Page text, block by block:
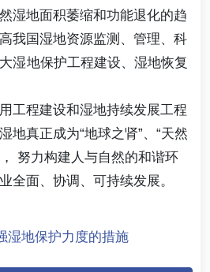
湿地面积萎缩和功能退化的趋
我国湿地资源监测、管理、科
湿地保护工程建设、湿地恢复
工程建设和湿地持续发展工程
地真正成为“地球之肾”、“天然
努力构建人与自然的和谐环
全面、协调、可持续发展。
湿地保护力度的措施